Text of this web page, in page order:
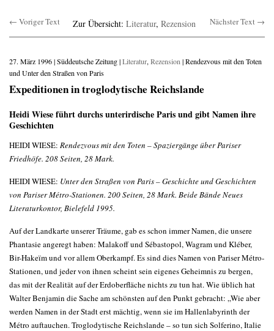
← Voriger Text Zur Übersicht: Literatur, Rezension Nächster Text →
27. März 1996 | Süddeutsche Zeitung |Literatur, Rezension | Rendezvous mit den Toten
und Unter den Straßen von Paris
Expeditionen in troglodytische Reichslande
Heidi Wiese führt durchs unterirdische Paris und gibt Namen ihre
Geschichten
HEIDI WIESE: Rendezvous mit den Toten – Spaziergänge über Pariser
Friedhöfe. 208 Seiten, 28 Mark.
HEIDI WIESE: Unter den Straßen von Paris – Geschichte und Geschichten
von Pariser Métro-Stationen. 200 Seiten, 28 Mark. Beide Bände Neues
Literaturkontor, Bielefeld 1995.
Auf der Landkarte unserer Träume, gab es schon immer Namen, die unsere
Phantasie angeregt haben: Malakoff und Sébastopol, Wagram und Kléber,
Bir-Hakeïm und vor allem Oberkampf. Es sind dies Namen von Pariser Métro-
Stationen, und jeder von ihnen scheint sein eigenes Geheimnis zu bergen,
das mit der Realität auf der Erdoberfläche nichts zu tun hat. Wie üblich hat
Walter Benjamin die Sache am schönsten auf den Punkt gebracht: „Wie aber
werden Namen in der Stadt erst mächtig, wenn sie im Hallenlabyrinth der
Métro auftauchen. Troglodytische Reichslande – so tun sich Solferino, Italie